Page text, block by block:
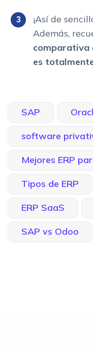
¡Así de
Además,
comparativa
es
SAP
software
Mejores ERP
Tipos de ERP
ERP SaaS
SAP vs Odoo